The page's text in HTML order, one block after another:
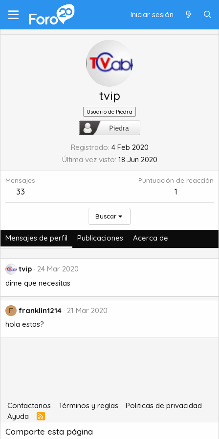
Iniciar sesión
tvip
Usuario de Piedra
Registrado 4 Feb 2020
Última vez visto 18 Jun 2020
Mensajes
33
Puntuación de reacción
1
Buscar
Mensajes de perfil Publicaciones Acerca de
tvip
24 Mar 2020
dime que necesitas
F franklin1214
21 Mar 2020
hola estas?
Contactanos Términos y reglas
Politicas de privacidad
Ayuda
R
S
S
Comparte esta página